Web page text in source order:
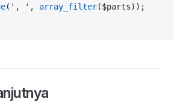
( ', ' , array_filter($parts));